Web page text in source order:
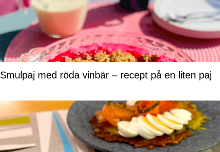
Smulpaj med röda vinbär – recept på en liten paj